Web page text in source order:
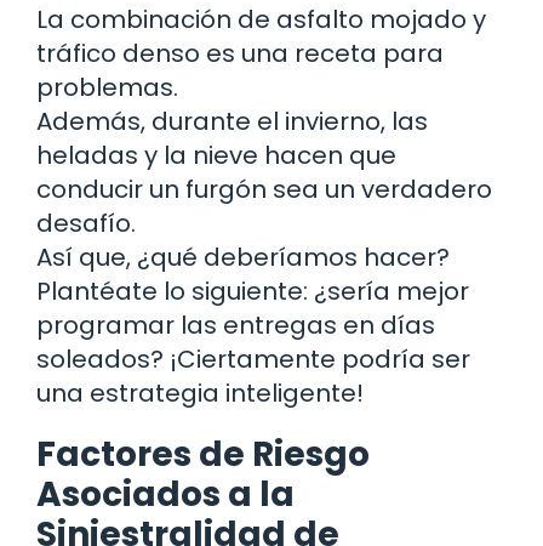
La combinación de asfalto mojado y
tráfico denso es una receta para
problemas.
Además, durante el invierno, las
heladas y la nieve hacen que
conducir un furgón sea un verdadero
desafío.
Así que, ¿qué deberíamos hacer?
Plantéate lo siguiente: ¿sería mejor
programar las entregas en días
soleados? ¡Ciertamente podría ser
una estrategia inteligente!
Factores de Riesgo
Asociados a la
Siniestralidad de